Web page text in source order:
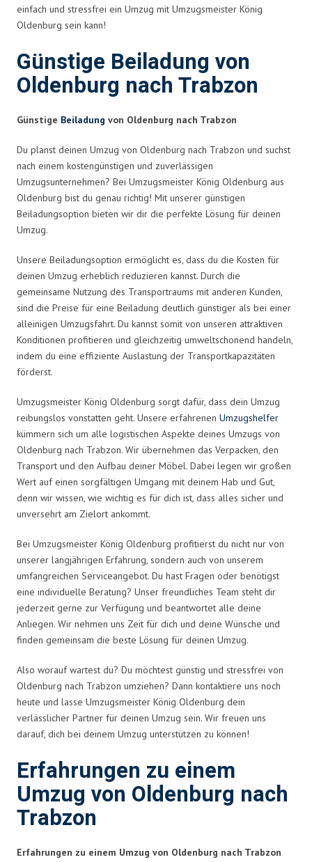
einfach und stressfrei ein Umzug mit Umzugsmeister König
Oldenburg sein kann!
Günstige Beiladung von
Oldenburg nach Trabzon
Günstige Beiladung von Oldenburg nach Trabzon
Du planst deinen Umzug von Oldenburg nach Trabzon und suchst
nach einem kostengünstigen und zuverlässigen
Umzugsunternehmen? Bei Umzugsmeister König Oldenburg aus
Oldenburg bist du genau richtig! Mit unserer günstigen
Beiladungsoption bieten wir dir die perfekte Lösung für deinen
Umzug.
Unsere Beiladungsoption ermöglicht es, dass du die Kosten für
deinen Umzug erheblich reduzieren kannst. Durch die
gemeinsame Nutzung des Transportraums mit anderen Kunden,
sind die Preise für eine Beiladung deutlich günstiger als bei einer
alleinigen Umzugsfahrt. Du kannst somit von unseren attraktiven
Konditionen profitieren und gleichzeitig umweltschonend handeln,
indem du eine effiziente Auslastung der Transportkapazitäten
förderst.
Umzugsmeister König Oldenburg sorgt dafür, dass dein Umzug
reibungslos vonstatten geht. Unsere erfahrenen Umzugshelfer
kümmern sich um alle logistischen Aspekte deines Umzugs von
Oldenburg nach Trabzon. Wir übernehmen das Verpacken, den
Transport und den Aufbau deiner Möbel. Dabei legen wir großen
Wert auf einen sorgfältigen Umgang mit deinem Hab und Gut,
denn wir wissen, wie wichtig es für dich ist, dass alles sicher und
unversehrt am Zielort ankommt.
Bei Umzugsmeister König Oldenburg profitierst du nicht nur von
unserer langjährigen Erfahrung, sondern auch von unserem
umfangreichen Serviceangebot. Du hast Fragen oder benötigst
eine individuelle Beratung? Unser freundliches Team steht dir
jederzeit gerne zur Verfügung und beantwortet alle deine
Anliegen. Wir nehmen uns Zeit für dich und deine Wünsche und
finden gemeinsam die beste Lösung für deinen Umzug.
Also worauf wartest du? Du möchtest günstig und stressfrei von
Oldenburg nach Trabzon umziehen? Dann kontaktiere uns noch
heute und lasse Umzugsmeister König Oldenburg dein
verlässlicher Partner für deinen Umzug sein. Wir freuen uns
darauf, dich bei deinem Umzug unterstützen zu können!
Erfahrungen zu einem
Umzug von Oldenburg nach
Trabzon
Erfahrungen zu einem Umzug von Oldenburg nach Trabzon